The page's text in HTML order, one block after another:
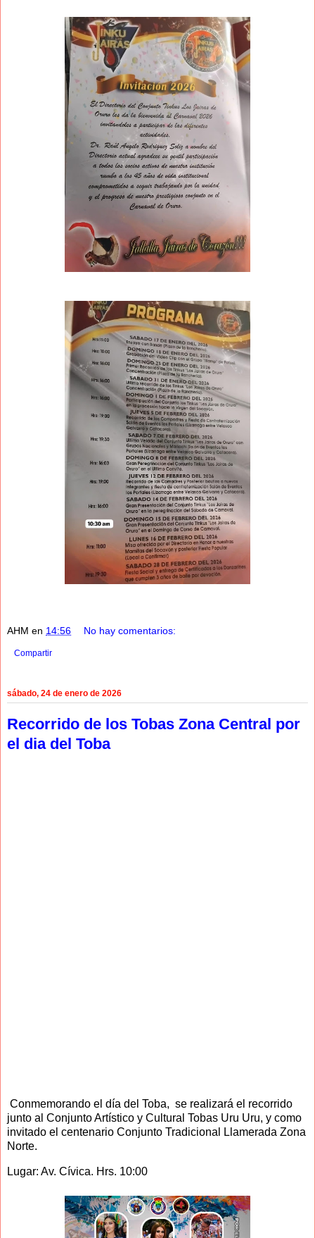
AHM en 14:56 No hay comentarios:
Compartir
sábado, 24 de enero de 2026
Recorrido de los Tobas Zona Central por
el dia del Toba
Conmemorando el día del Toba, se realizará el recorrido
junto al Conjunto Artístico y Cultural Tobas Uru Uru, y como
invitado el centenario Conjunto Tradicional Llamerada Zona
Norte.
Lugar: Av. Cívica. Hrs. 10:00